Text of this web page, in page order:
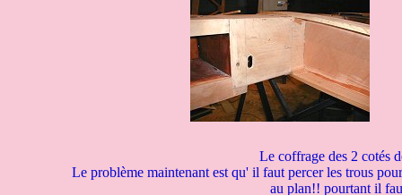
Le coffrage des 2 cotés
Le problème maintenant est qu' il faut percer les trous
au plan!! pourtant il